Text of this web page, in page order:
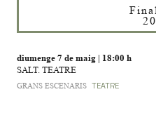
diumenge 7 de maig| 18:00 h
SALT. TEATRE
GRANS ESCENARIS TEATRE